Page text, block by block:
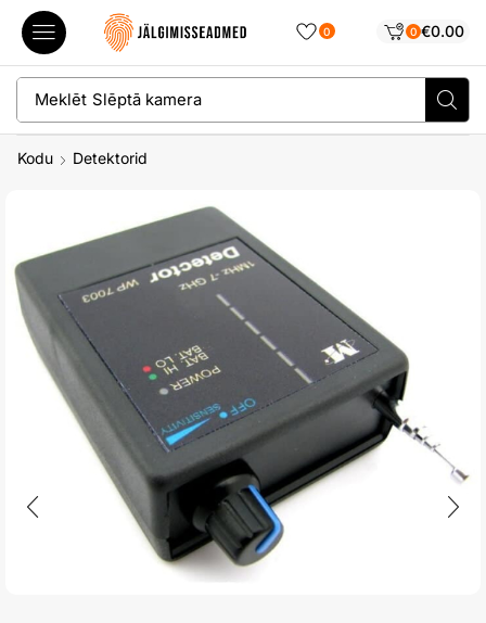
0 0 €0.00
Meklēt Slēptā kamera
Kodu Detektorid